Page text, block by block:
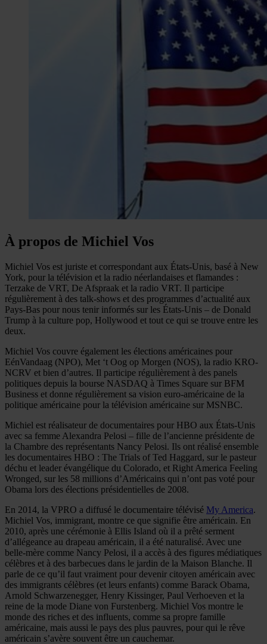
À propos de Michiel Vos
Michiel Vos est juriste et correspondant aux États-Unis, basé à New
York, pour la télévision et la radio néerlandaises et flamandes :
Terzake de VRT, De Afspraak et la radio VRT. Il participe
régulièrement à des talk-shows et des programmes d’actualité aux
Pays-Bas pour nous tenir informés sur les États-Unis – de Donald
Trump à la culture pop, Hollywood et tout ce qui se trouve entre les
deux.
Michiel Vos couvre également les élections américaines pour
EénVandaag (NPO), Met ‘t Oog op Morgen (NOS), la radio KRO-
NCRV et bien d’autres. Il participe régulièrement à des panels
politiques depuis la bourse NASDAQ à Times Square sur BFM
Business et donne régulièrement sa vision euro-américaine de la
politique américaine pour la télévision américaine sur MSNBC.
Michiel est réalisateur de documentaires pour HBO aux États-Unis
avec sa femme Alexandra Pelosi – fille de l’ancienne présidente de
la Chambre des représentants Nancy Pelosi. Ils ont réalisé ensemble
les documentaires HBO : The Trials of Ted Haggard, sur le pasteur
déchu et leader évangélique du Colorado, et Right America Feeling
Wronged, sur les 58 millions d’Américains qui n’ont pas voté pour
Obama lors des élections présidentielles de 2008.
En 2014, la VPRO a diffusé le documentaire télévisé My America.
Michiel Vos, immigrant, montre ce que signifie être américain. En
2010, après une cérémonie à Ellis Island où il a prêté serment
d’allégeance au drapeau américain, il a été naturalisé. Avec une
belle-mère comme Nancy Pelosi, il a accès à des figures médiatiques
célèbres et à des barbecues dans le jardin de la Maison Blanche. Il
parle de ce qu’il faut vraiment pour devenir citoyen américain avec
des immigrants célèbres (et leurs enfants) comme Barack Obama,
Arnold Schwarzenegger, Henry Kissinger, Paul Verhoeven et la
reine de la mode Diane von Furstenberg. Michiel Vos montre le
monde des riches et des influents, comme sa propre famille
américaine, mais aussi le pays des plus pauvres, pour qui le rêve
américain s’avère souvent être un cauchemar.